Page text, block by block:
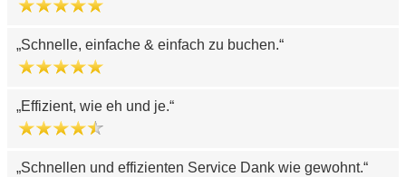
Schnelle, einfache & einfach zu buchen.
Effizient, wie eh und je.
Schnellen und effizienten Service Dank wie gewohnt.